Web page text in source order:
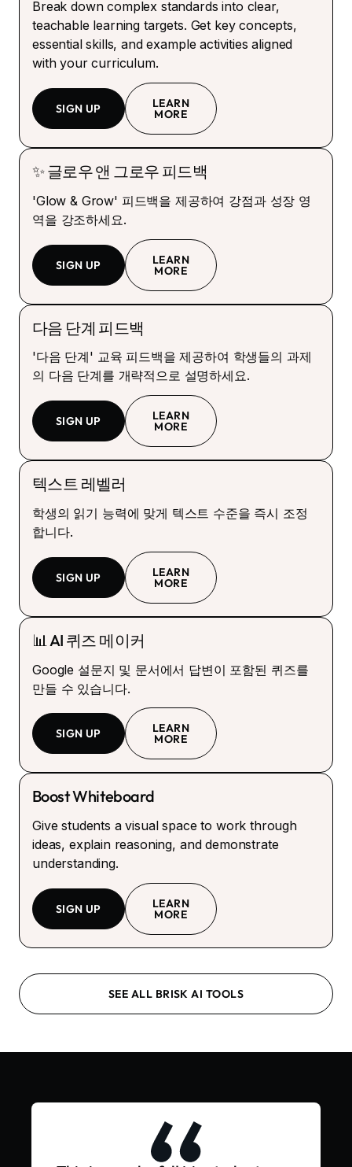
Break down complex standards into clear,
teachable learning targets. Get key concepts,
essential skills, and example activities aligned
with your curriculum.
SIGN UP LEARN
MORE
✨ 글로우 앤 그로우 피드백
'Glow & Grow' 피드백을 제공하여 강점과 성장 영
역을 강조하세요.
SIGN UP LEARN
MORE
다음 단계 피드백
'다음 단계' 교육 피드백을 제공하여 학생들의 과제
의 다음 단계를 개략적으로 설명하세요.
SIGN UP LEARN
MORE
텍스트 레벨러
학생의 읽기 능력에 맞게 텍스트 수준을 즉시 조정
합니다.
SIGN UP LEARN
MORE
📊 AI 퀴즈 메이커
Google 설문지 및 문서에서 답변이 포함된 퀴즈를
만들 수 있습니다.
SIGN UP LEARN
MORE
Boost Whiteboard
Give students a visual space to work through
ideas, explain reasoning, and demonstrate
understanding.
SIGN UP LEARN
MORE
SEE ALL BRISK AI TOOLS